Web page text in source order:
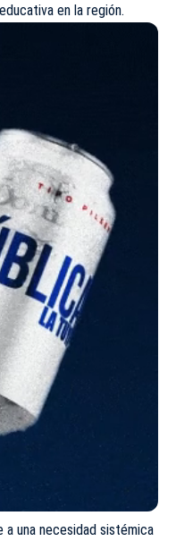
en la región.
a una necesidad sistémica